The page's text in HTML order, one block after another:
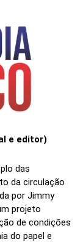
e editor)
das
da circulação
por Jimmy
projeto
de condições
do papel e